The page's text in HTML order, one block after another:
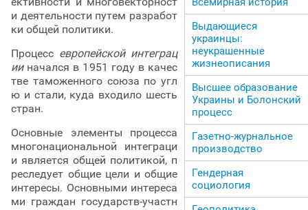
и деятельности путем разработ
ки общей политики.
Процесс европейской интеграц
ииначался в 1951 году в качес
тве таможенного союза по угл
ю и стали, куда входило шесть
стран.
Основные элементы процесса
многонациональной интеграци
и является общей политикой, п
реследует общие цели и общие
интересы. Основными интереса
ми граждан государств-участн
Выдающиеся
украинцы:
неукрашенные
жизнеописания
Высшее образование
Украины и Болонский
процесс
Газетно-журнальное
производство
Гендерная
социология